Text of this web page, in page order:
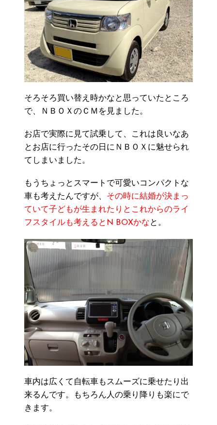
そろそろ買い替え時かなと思っていたところ
で、ＮＢＯＸのＣＭを見ました。
お店で実際に見て試乗して、これは良いなあ
とお店に行ったその日にＮＢＯＸに魅せられ
てしまいました。
もうちょっとスマートで可愛いコンパクトな
車も考えたんですが、 その時に結婚が決まっ
ていて子どもが生まれたりとこれからのライ
フスタイルも考えるとN BOXかな と。
車内は広くて自転車もスムーズに乗せたり出
来るんです。もちろん人の乗り降りも楽にで
きます。